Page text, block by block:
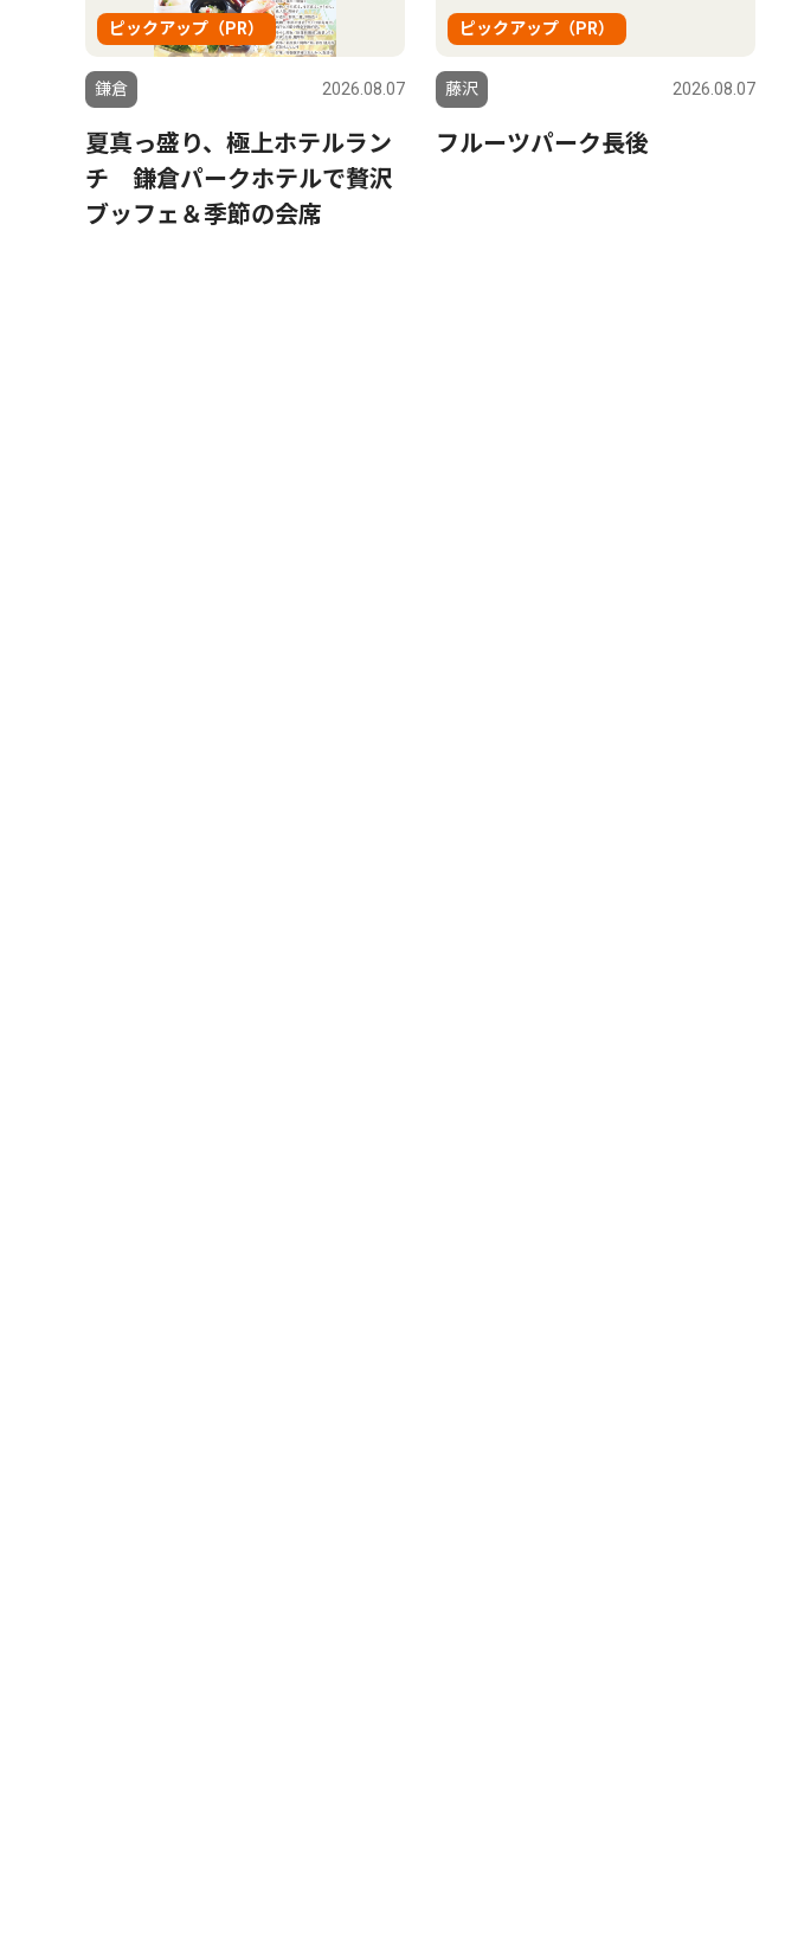
ピックアップ（PR）
鎌倉 2026.08.07
夏真っ盛り、極上ホテルラン
チ 鎌倉パークホテルで贅沢
ブッフェ＆季節の会席
ピックアップ（PR）
藤沢 2026.08.07
フルーツパーク長後